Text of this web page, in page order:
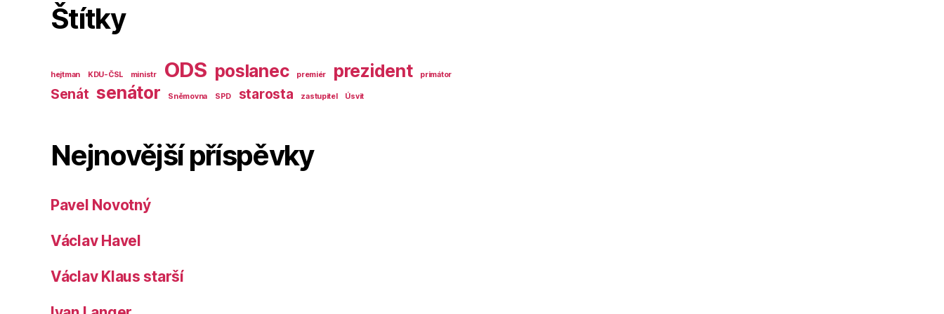
Štítky
hejtman KDU-ČSL ministr ODS poslanec premiér prezident primátor
Senát senátor Sněmovna SPD starosta zastupitel Úsvit
Nejnovější příspěvky
Pavel Novotný
Václav Havel
Václav Klaus starší